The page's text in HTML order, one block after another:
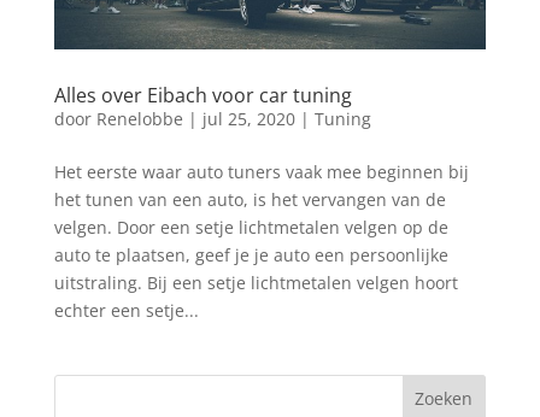
Alles over Eibach voor car tuning
door Renelobbe | jul 25, 2020| Tuning
Het eerste waar auto tuners vaak mee beginnen bij
het tunen van een auto, is het vervangen van de
velgen. Door een setje lichtmetalen velgen op de
auto te plaatsen, geef je je auto een persoonlijke
uitstraling. Bij een setje lichtmetalen velgen hoort
echter een setje...